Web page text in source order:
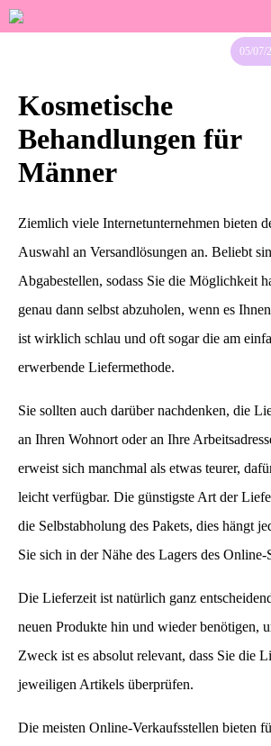
05/07/
Kosmetische
Behandlungen für
Männer
Ziemlich viele Internetunternehmen bieten
Auswahl an Versandlösungen an. Beliebt
Abgabestellen, sodass Sie die Möglichkeit
genau dann selbst abzuholen, wenn es
ist wirklich schlau und oft sogar die am
erwerbende Liefermethode.
Sie sollten auch darüber nachdenken, die
an Ihren Wohnort oder an Ihre
erweist sich manchmal als etwas teurer,
leicht verfügbar. Die günstigste Art der
die Selbstabholung des Pakets, dies hängt
Sie sich in der Nähe des Lagers des Online-
Die Lieferzeit ist natürlich ganz
neuen Produkte hin und wieder benötigen,
Zweck ist es absolut relevant, dass Sie die
jeweiligen Artikels überprüfen.
Die meisten Online-Verkaufsstellen bieten